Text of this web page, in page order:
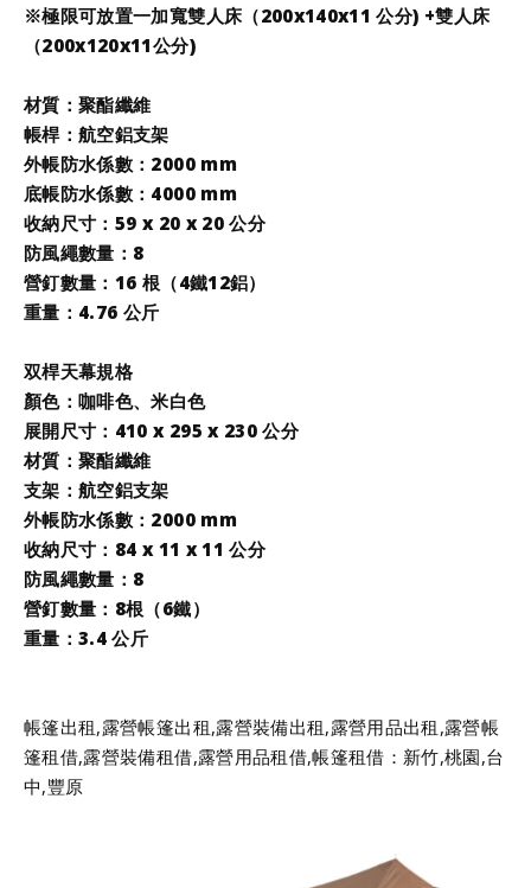
※極限可放置一加寬雙人床（200x140x11 公分) +雙人床
（200x120x11公分)
材質：聚酯纖維
帳桿：航空鋁支架
外帳防水係數：2000 mm
底帳防水係數：4000 mm
收納尺寸 ：59 x 20 x 20 公分
防風繩數量：8
營釘數量：16 根（4鐵12鋁）
重量：4.76 公斤
双桿天幕規格
顏色：咖啡色、米白色
展開尺寸：410 x 295 x 230 公分
材質：聚酯纖維
支架 ：航空鋁支架
外帳防水係數：2000 mm
收納尺寸 ：84 x 11 x 11 公分
防風繩數量：8
營釘數量：8根 （6鐵）
重量：3.4 公斤
帳篷出租,露營帳篷出租,露營裝備出租,露營用品出租,露營帳
篷租借,露營裝備租借,露營用品租借,帳篷租借：新竹,桃園,台
中,豐原